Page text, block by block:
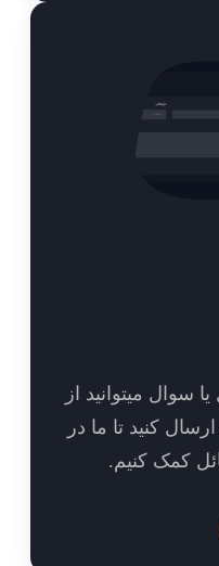
از
تا ما در